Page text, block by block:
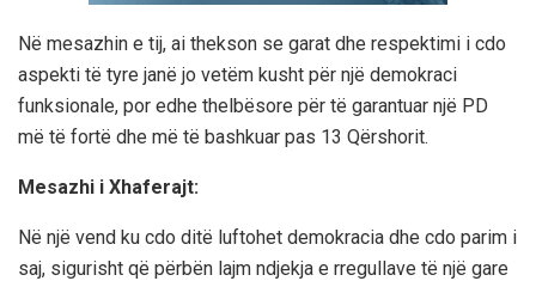
Në mesazhin e tij, ai thekson se garat dhe respektimi i cdo
aspekti të tyre janë jo vetëm kusht për një demokraci
funksionale, por edhe thelbësore për të garantuar një PD
më të fortë dhe më të bashkuar pas 13 Qërshorit.
Mesazhi i Xhaferajt:
Në një vend ku cdo ditë luftohet demokracia dhe cdo parim i
saj, sigurisht që përbën lajm ndjekja e rregullave të një gare